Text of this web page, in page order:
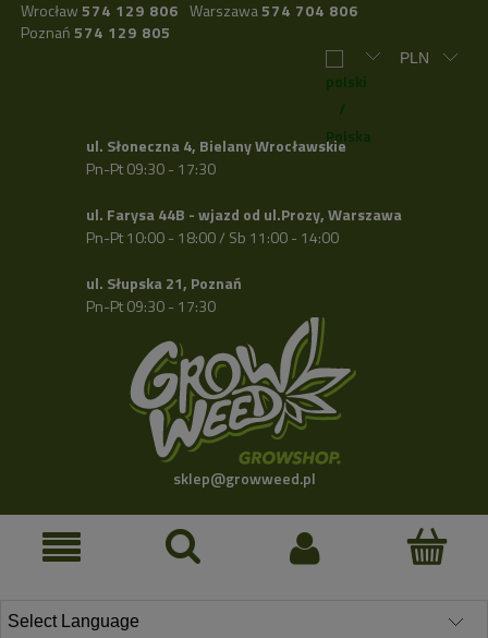
Wrocław 574 129 806 Warszawa574 704 806
Poznań 574 129 805
ul. Słoneczna 4, Bielany Wrocławskie
Pn-Pt 09:30 - 17:30
ul. Farysa 44B - wjazd od ul.Prozy, Warszawa
Pn-Pt 10:00 - 18:00 / Sb 11:00 - 14:00
ul. Słupska 21, Poznań
Pn-Pt 09:30 - 17:30
sklep@growweed.pl